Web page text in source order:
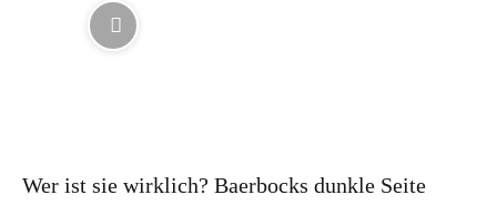
Wer ist sie wirklich? Baerbocks dunkle Seite